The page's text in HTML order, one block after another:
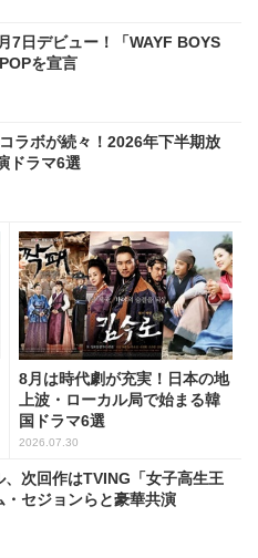
7日デビュー！「WAYF BOYS
を宣言
ラボが続々！2026年下半期放
ドラマ6選
8月は時代劇が充実！日本の地
上波・ローカル局で始まる韓
国ドラマ6選
2026.07.30
、次回作はTVING「女子高生王
・セジョンらと豪華共演